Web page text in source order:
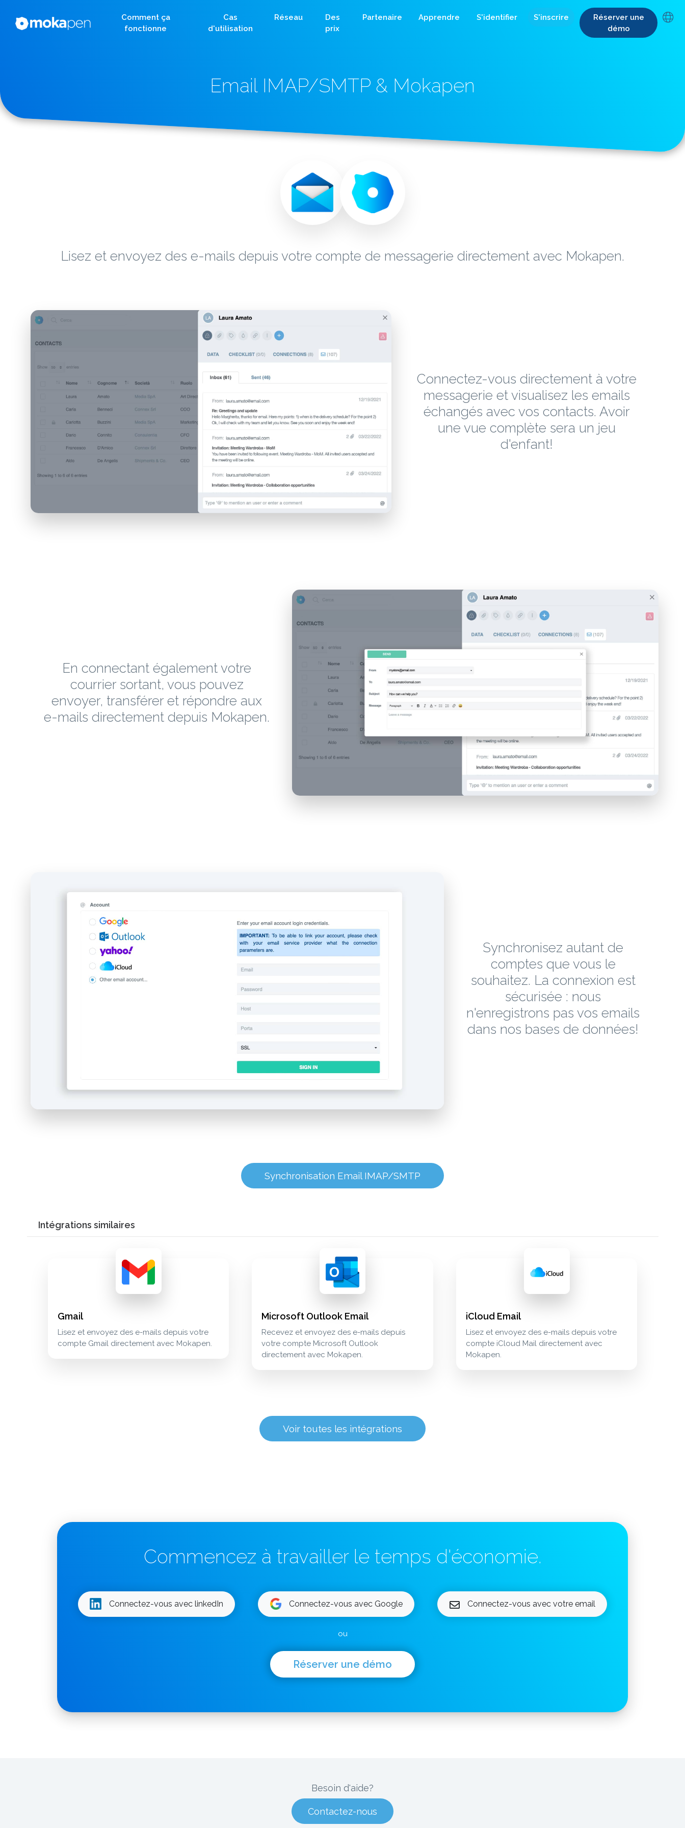
Comment ça
fonctionne
Cas
d'utilisation
Réseau
Des
prix
Partenaire Apprendre S'identifier S'inscrire
Réserver une
démo
Email IMAP/SMTP & Mokapen
Lisez et envoyez des e-mails depuis votre compte de messagerie directement avec Mokapen.
Connectez-vous directement à votre
messagerie et visualisez les emails
échangés avec vos contacts. Avoir
une vue complète sera un jeu
d'enfant!
En connectant également votre
courrier sortant, vous pouvez
envoyer, transférer et répondre aux
e-mails directement depuis Mokapen.
Synchronisez autant de
comptes que vous le
souhaitez. La connexion est
sécurisée : nous
n'enregistrons pas vos emails
dans nos bases de données!
Synchronisation Email IMAP/SMTP
Intégrations similaires
Gmail
Lisez et envoyez des e-mails depuis votre
compte Gmail directement avec Mokapen.
Microsoft Outlook Email
Recevez et envoyez des e-mails depuis
votre compte Microsoft Outlook
directement avec Mokapen.
iCloud Email
Lisez et envoyez des e-mails depuis votre
compte iCloud Mail directement avec
Mokapen.
Voir toutes les intégrations
Commencez à travailler le temps d'économie.
Connectez-vous avec linkedIn Connectez-vous avec Google Connectez-vous avec votre email
ou
Réserver une démo
Besoin d'aide?
Contactez-nous